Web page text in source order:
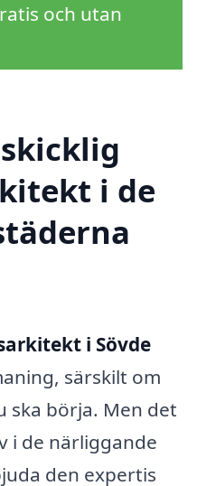
och utan
i de
i Sövde
särskilt om
ska börja. Men det
i de närliggande
den expertis